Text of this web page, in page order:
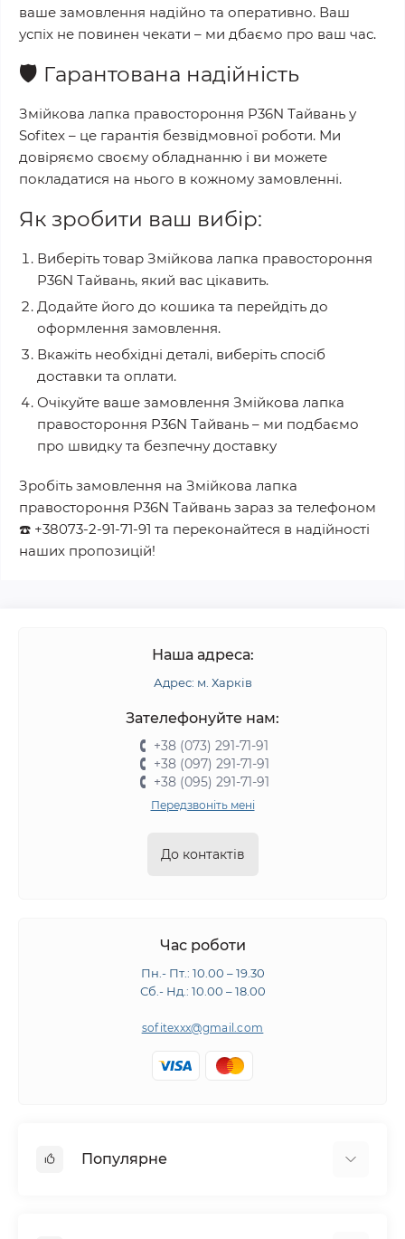
ваше замовлення надійно та оперативно. Ваш
успіх не повинен чекати – ми дбаємо про ваш час.
🛡️ Гарантована надійність
Змійкова лапка правостороння P36N Тайвань у
Sofitex – це гарантія безвідмовної роботи. Ми
довіряємо своєму обладнанню і ви можете
покладатися на нього в кожному замовленні.
Як зробити ваш вибір:
Виберіть товар Змійкова лапка правостороння
P36N Тайвань, який вас цікавить.
Додайте його до кошика та перейдіть до
оформлення замовлення.
Вкажіть необхідні деталі, виберіть спосіб
доставки та оплати.
Очікуйте ваше замовлення Змійкова лапка
правостороння P36N Тайвань – ми подбаємо
про швидку та безпечну доставку
Зробіть замовлення на Змійкова лапка
правостороння P36N Тайвань зараз за телефоном
☎️ +38073-2-91-71-91 та переконайтеся в надійності
наших пропозицій!
Наша адреса:
Адрес: м. Харків
Зателефонуйте нам:
+38 (073) 291-71-91
+38 (097) 291-71-91
+38 (095) 291-71-91
Передзвоніть мені
До контактів
Час роботи
Пн.- Пт.: 10.00 – 19.30
Сб.- Нд.: 10.00 – 18.00
sofitexxx@gmail.com
Популярне